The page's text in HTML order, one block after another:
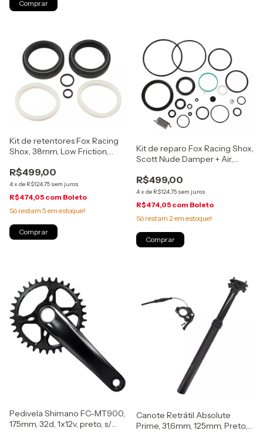
Kit de retentores Fox Racing
Shox, 38mm, Low Friction,
R$499,00
4x de R$124,75 sem juros
R$474,05 com Boleto
Só restam 5 em estoque!
Kit de reparo Fox Racing Shox,
Scott Nude Damper + Air,
R$499,00
4x de R$124,75 sem juros
R$474,05 com Boleto
Só restam 2em estoque!
Pedivela Shimano FC-MT900,
175mm, 32d, 1x12v, preto, s/
Canote Retrátil Absolute
Prime, 31,6mm, 125mm, Preto,